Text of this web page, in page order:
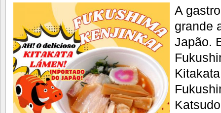
A
grande
Japão.